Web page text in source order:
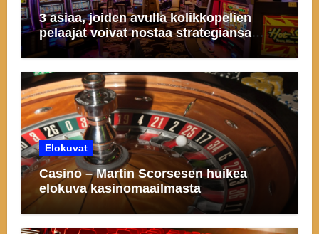
3 asiaa, joiden avulla kolikkopelien
pelaajat voivat nostaa strategiansa
uudelle tasolle
Elokuvat
Casino – Martin Scorsesen huikea
elokuva kasinomaailmasta